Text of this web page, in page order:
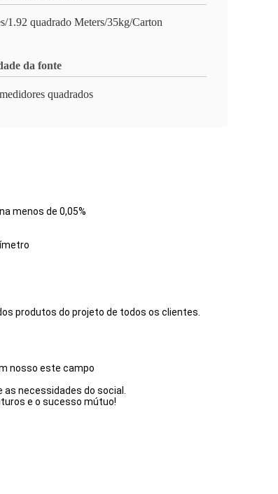
1.92 quadrado Meters/35kg/Carton
da fonte
quadrados
menos de 0,05%
produtos do projeto de todos os clientes.
nosso este campo
necessidades do social.
e o sucesso mútuo!